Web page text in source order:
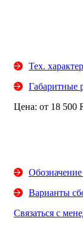
Тех.
Габаритные
Цена: от 18 500
Обозначение
Варианты
Связаться с